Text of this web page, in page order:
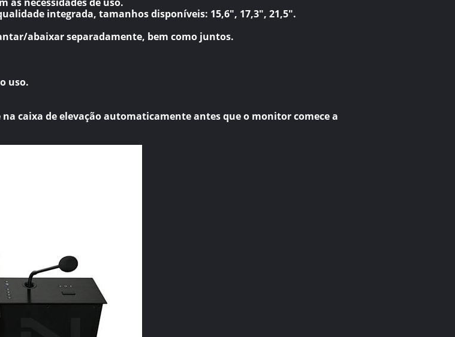
integrada, tamanhos disponíveis: 15,6", 17,3", 21,5".
abaixar separadamente, bem como juntos.
uso.
caixa de elevação automaticamente antes que o monitor comece a